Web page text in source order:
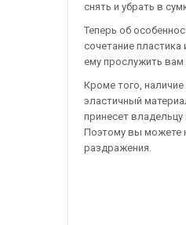
снять и убрать в
Теперь об
сочетание
ему прослужить
Кроме того,
эластичный
принесет
Поэтому вы можете
раздражения.